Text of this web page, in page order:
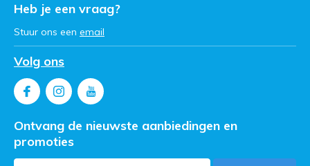
Heb je een vraag?
Stuur ons een email
Volg ons
Ontvang de nieuwste aanbiedingen en
promoties